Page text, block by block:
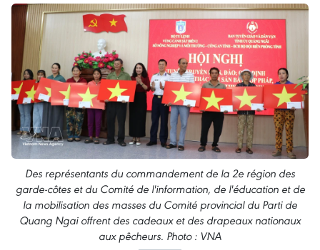
Des représentants du commandement de la 2e région des
garde-côtes et du Comité de l'information, de l'éducation et de
la mobilisation des masses du Comité provincial du Parti de
Quang Ngai offrent des cadeaux et des drapeaux nationaux
aux pêcheurs. Photo : VNA